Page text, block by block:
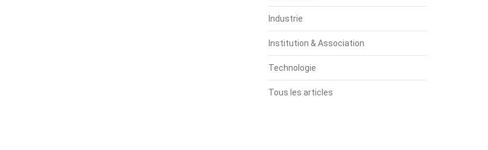
Industrie
Institution & Association
Technologie
Tous les articles